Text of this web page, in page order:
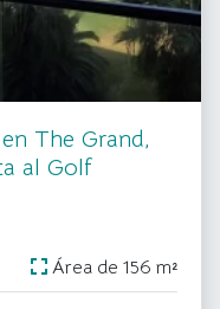
The Grand,
al Golf
Área de 156 m²